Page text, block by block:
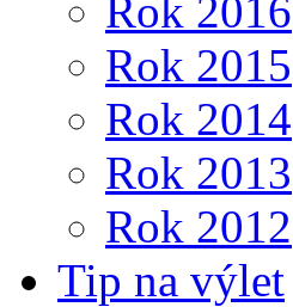
Rok 2016
Rok 2015
Rok 2014
Rok 2013
Rok 2012
Tip na výlet